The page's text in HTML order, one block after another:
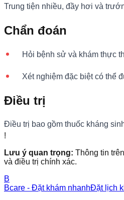
Trung tiện nhiều, đầy hơi và
Chẩn đoán
Hỏi bệnh sử và khám thực
Xét nghiệm đặc biệt có thể
Điều trị
Điều trị bao gồm thuốc kháng
!
Lưu ý quan trọng: Thông tin
và điều trị chính xác.
B
Bcare - Đặt khám nhanhĐặt lịch